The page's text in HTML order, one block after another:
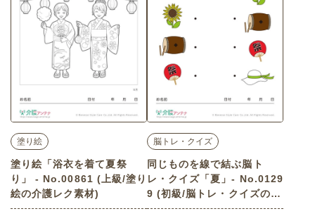
ス・お祭り・綿あめ・屋台・石
焼き芋・夜鳴きそば・おでん
塗り絵
塗り絵「浴衣を着て夏祭
り」 - No.00861 (上級/塗り
絵の介護レク素材)
脳トレ・クイズ
同じものを線で結ぶ脳ト
レ・クイズ「夏」- No.0129
9 (初級/脳トレ・クイズの介
護レク素材)